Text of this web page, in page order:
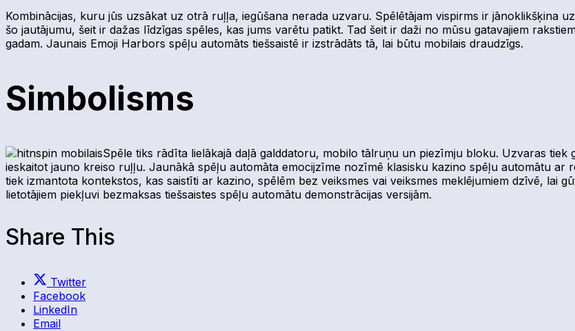
Kombinācijas, kuru jūs uzsākat uz otrā ruļļa, iegūšana nerada uzvaru. Spēlētājam vispirms ir jānoklikšķina
šo jautājumu, šeit ir dažas līdzīgas spēles, kas jums varētu patikt. Tad šeit ir daži no mūsu gatavajiem
gadam. Jaunais Emoji Harbors spēļu automāts tiešsaistē ir izstrādāts tā, lai būtu mobilais draudzīgs.
Simbolisms
Spēle tiks rādīta lielākajā daļā galddatoru, mobilo tālruņu un piezīmju bloku. Uzvaras tiek
ieskaitot jauno kreiso ruļļu. Jaunākā spēļu automāta emocijzīme nozīmē klasisku kazino spēļu automātu ar
tiek izmantota kontekstos, kas saistīti ar kazino, spēlēm bez veiksmes vai veiksmes meklējumiem dzīvē, lai
lietotājiem piekļuvi bezmaksas tiešsaistes spēļu automātu demonstrācijas versijām.
Share This
Twitter
Facebook
LinkedIn
Email